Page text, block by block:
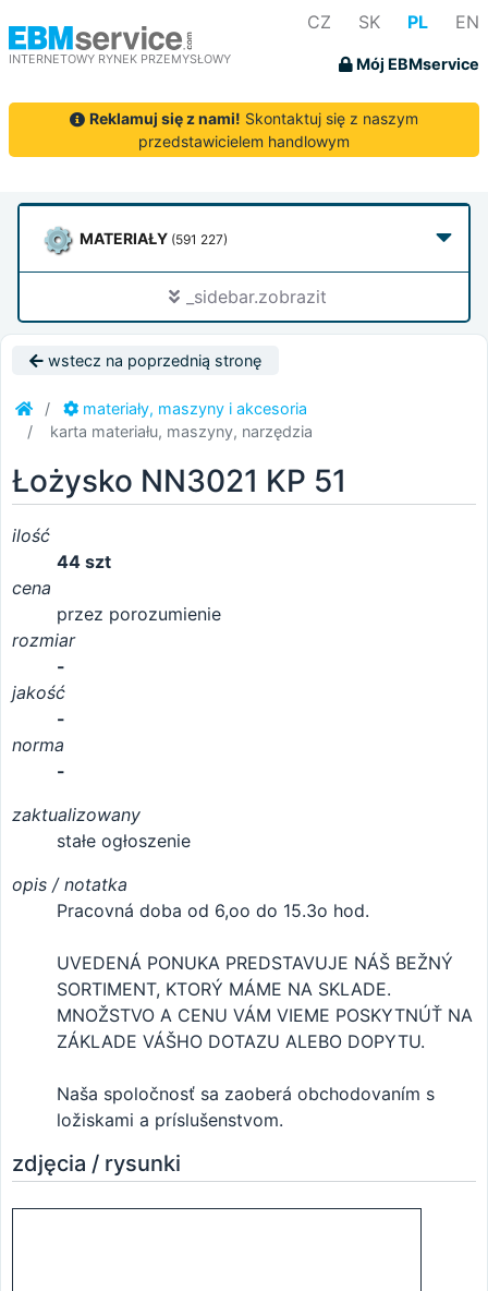
INTERNETOWY RYNEK PRZEMYSŁOWY
CZ SK PL EN
Mój EBMservice
Reklamuj się z nami! Skontaktuj się z naszym
przedstawicielem handlowym
MATERIAŁY (591 227)
_sidebar.zobrazit
wstecz na poprzednią stronę
materiały, maszyny i akcesoria
karta materiału, maszyny, narzędzia
Łożysko NN3021 KP 51
ilość
44 szt
cena
przez porozumienie
rozmiar
-
jakość
-
norma
-
zaktualizowany
stałe ogłoszenie
opis / notatka
Pracovná doba od 6,oo do 15.3o hod.
UVEDENÁ PONUKA PREDSTAVUJE NÁŠ BEŽNÝ
SORTIMENT, KTORÝ MÁME NA SKLADE.
MNOŽSTVO A CENU VÁM VIEME POSKYTNÚŤ NA
ZÁKLADE VÁŠHO DOTAZU ALEBO DOPYTU.
Naša spoločnosť sa zaoberá obchodovaním s
ložiskami a príslušenstvom.
zdjęcia / rysunki